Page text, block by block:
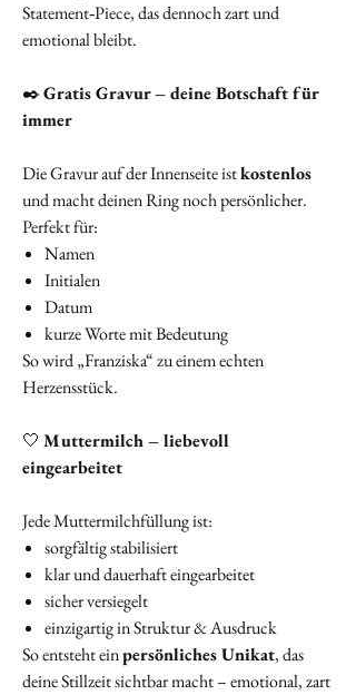
Statement‑Piece, das dennoch zart und
emotional bleibt.
✒️Gratis Gravur – deine Botschaft für
immer
Die Gravur auf der Innenseite istkostenlos
und macht deinen Ring noch persönlicher.
Perfekt für:
Namen
Initialen
Datum
kurze Worte mit Bedeutung
So wird „Franziska“ zu einem echten
Herzensstück.
🤍 Muttermilch – liebevoll
eingearbeitet
Jede Muttermilchfüllung ist:
sorgfältig stabilisiert
klar und dauerhaft eingearbeitet
sicher versiegelt
einzigartig in Struktur & Ausdruck
So entsteht einpersönliches Unikat, das
deine Stillzeit sichtbar macht – emotional, zart